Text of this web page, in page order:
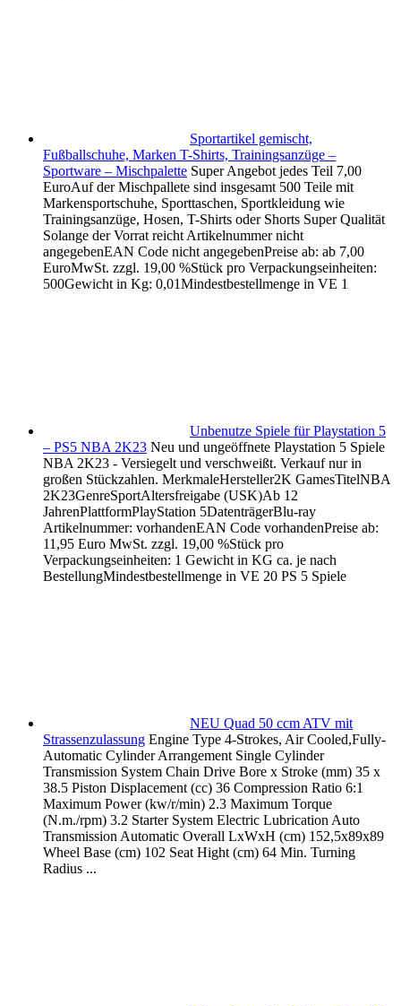
Sportartikel gemischt,
Fußballschuhe, Marken T-Shirts, Trainingsanzüge –
Sportware – Mischpalette Super Angebot jedes Teil 7,00
EuroAuf der Mischpallete sind insgesamt 500 Teile mit
Markensportschuhe, Sporttaschen, Sportkleidung wie
Trainingsanzüge, Hosen, T-Shirts oder Shorts Super Qualität
Solange der Vorrat reicht Artikelnummer nicht
angegebenEAN Code nicht angegebenPreise ab: ab 7,00
EuroMwSt. zzgl. 19,00 %Stück pro Verpackungseinheiten:
500Gewicht in Kg: 0,01Mindestbestellmenge in VE 1
Unbenutze Spiele für Playstation 5
– PS5 NBA 2K23 Neu und ungeöffnete Playstation 5 Spiele
NBA 2K23 - Versiegelt und verschweißt. Verkauf nur in
großen Stückzahlen. MerkmaleHersteller2K GamesTitelNBA
2K23GenreSportAltersfreigabe (USK)Ab 12
JahrenPlattformPlayStation 5DatenträgerBlu-ray
Artikelnummer: vorhandenEAN Code vorhandenPreise ab:
11,95 Euro MwSt. zzgl. 19,00 %Stück pro
Verpackungseinheiten: 1 Gewicht in KG ca. je nach
BestellungMindestbestellmenge in VE 20 PS 5 Spiele
NEU Quad 50 ccm ATV mit
Strassenzulassung Engine Type 4-Strokes, Air Cooled,Fully-
Automatic Cylinder Arrangement Single Cylinder
Transmission System Chain Drive Bore x Stroke (mm) 35 x
38.5 Piston Displacement (cc) 36 Compression Ratio 6:1
Maximum Power (kw/r/min) 2.3 Maximum Torque
(N.m./rpm) 3.2 Starter System Electric Lubrication Auto
Transmission Automatic Overall LxWxH (cm) 152,5x89x89
Wheel Base (cm) 102 Seat Hight (cm) 64 Min. Turning
Radius ...